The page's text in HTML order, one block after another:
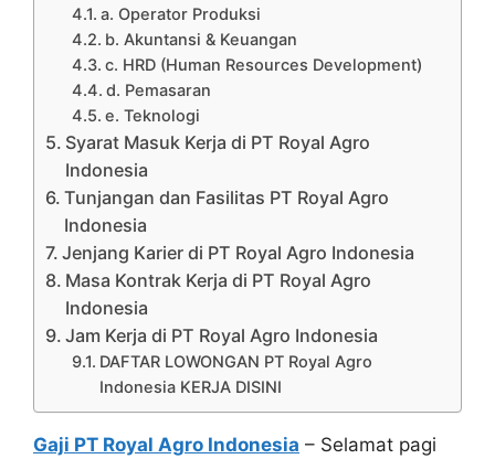
a. Operator Produksi
b. Akuntansi & Keuangan
c. HRD (Human Resources Development)
d. Pemasaran
e. Teknologi
Syarat Masuk Kerja di PT Royal Agro
Indonesia
Tunjangan dan Fasilitas PT Royal Agro
Indonesia
Jenjang Karier di PT Royal Agro Indonesia
Masa Kontrak Kerja di PT Royal Agro
Indonesia
Jam Kerja di PT Royal Agro Indonesia
DAFTAR LOWONGAN PT Royal Agro
Indonesia KERJA DISINI
Gaji PT Royal Agro Indonesia – Selamat pagi